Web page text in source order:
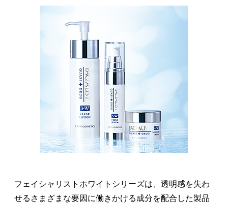
フェイシャリストホワイトシリーズは、透明感を失わ
せるさまざまな要因に働きかける成分を配合した製品